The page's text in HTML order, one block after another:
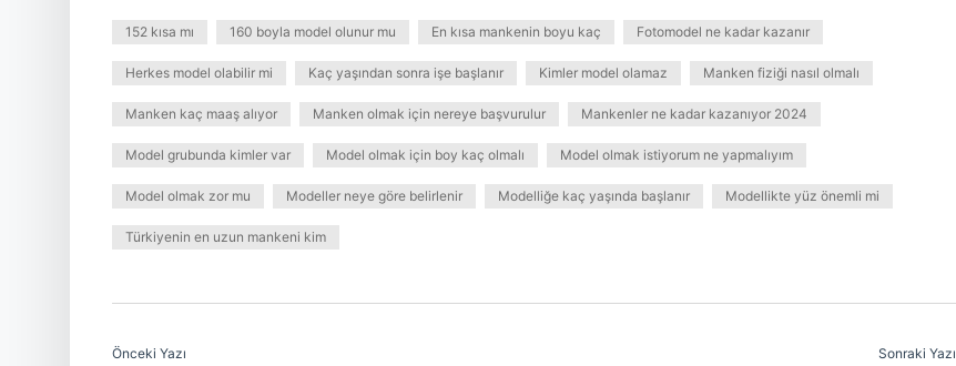
152 kısa mı 160 boyla model olunur mu En kısa mankenin boyu kaç Fotomodel ne kadar kazanır
Herkes model olabilir mi Kaç yaşından sonra işe başlanır Kimler model olamaz Manken fiziği nasıl olmalı
Manken kaç maaş alıyor Manken olmak için nereye başvurulur Mankenler ne kadar kazanıyor 2024
Model grubunda kimler var Model olmak için boy kaç olmalı Model olmak istiyorum ne yapmalıyım
Model olmak zor mu Modeller neye göre belirlenir Modelliğe kaç yaşında başlanır Modellikte yüz önemli mi
Türkiyenin en uzun mankeni kim
Önceki Yazı Sonraki Yazı